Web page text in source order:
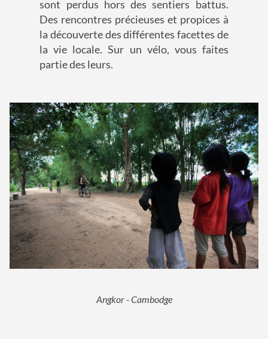
sont perdus hors des sentiers battus.
Des rencontres précieuses et propices à
la découverte des différentes facettes de
la vie locale. Sur un vélo, vous faites
partie des leurs.
Angkor - Cambodge